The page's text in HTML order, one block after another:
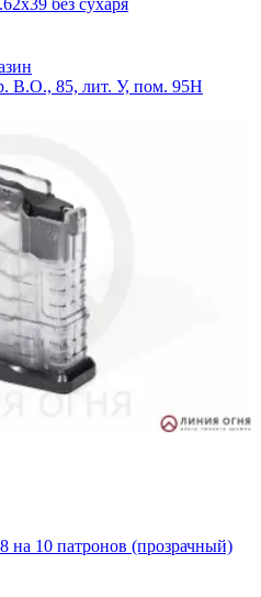
без сухаря
В.О., 85, лит. У, пом. 95Н
на 10 патронов (прозрачный)